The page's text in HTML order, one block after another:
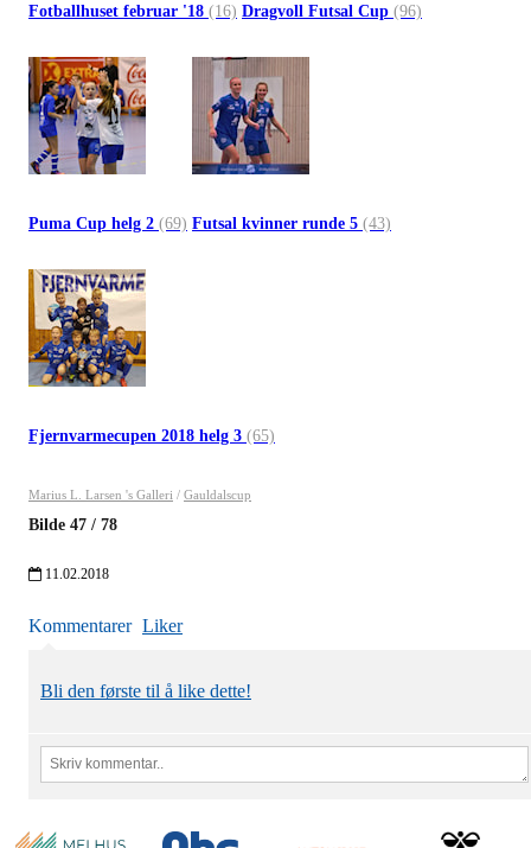
Fotballhuset februar '18 (16) Dragvoll Futsal Cup (96)
Puma Cup helg 2 (69) Futsal kvinner runde 5 (43)
Fjernvarmecupen 2018 helg 3 (65)
Marius L. Larsen 's Galleri / Gauldalscup
Bilde 47 / 78
11.02.2018
Kommentarer Liker
Bli den første til å like dette!